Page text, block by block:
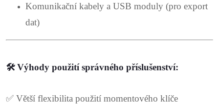
Komunikační kabely a USB moduly (pro export
dat)
🛠️ Výhody použití správného příslušenství:
✅ Větší flexibilita použití momentového klíče